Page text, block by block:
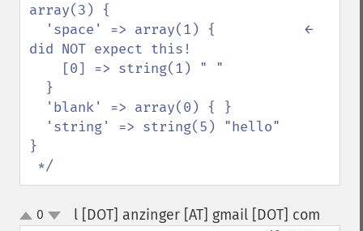
array(3) {
did NOT expect this!
}
*/
up0 l [DOT] anzinger [AT] gmail [DOT] com